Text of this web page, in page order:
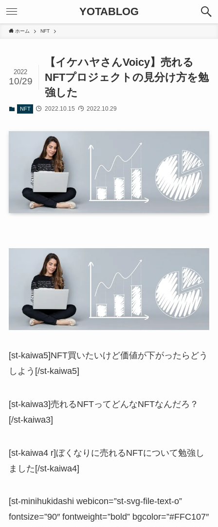
YOTABLOG
ホーム NFT
【イケハヤさんVoicy】売れる
NFTプロジェクトの見分け方を勉
強した
2022
10/29
NFT 2022.10.15 2022.10.29
[st-kaiwa5]NFT買いたいけど価値が下がったらどう
しよう[/st-kaiwa5]
[st-kaiwa3]売れるNFTってどんなNFTなんだろ？
[/st-kaiwa3]
[st-kaiwa4 r]ぼくなりに売れるNFTについて勉強し
ました[/st-kaiwa4]
[st-minihukidashi webicon=”st-svg-file-text-o”
fontsize=”90″ fontweight=”bold” bgcolor=”#FFC107″